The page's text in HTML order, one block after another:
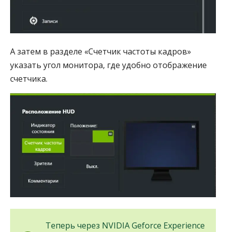
А затем в разделе «Счетчик частоты кадров»
указать угол монитора, где удобно отображение
счетчика.
Теперь через NVIDIA Geforce Experience